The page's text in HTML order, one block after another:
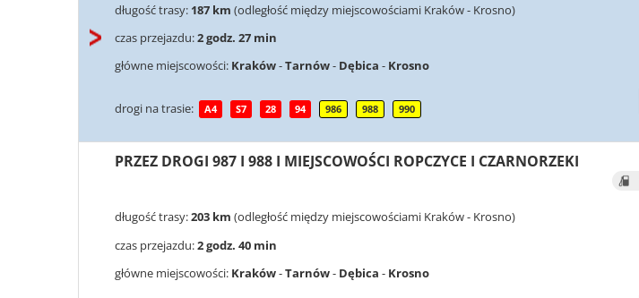
długość trasy: 187 km (odległość między miejscowościami Kraków - Krosno)
czas przejazdu:2 godz. 27 min
główne miejscowości: Kraków-Tarnów- Dębica - Krosno
drogi na trasie: A4 S7 28 94 986 988 990
PRZEZ DROGI 987 I 988 I MIEJSCOWOŚCI ROPCZYCE I CZARNORZEKI
długość trasy:203 km (odległość między miejscowościami Kraków - Krosno)
czas przejazdu:2 godz. 40 min
główne miejscowości: Kraków-Tarnów- Dębica - Krosno